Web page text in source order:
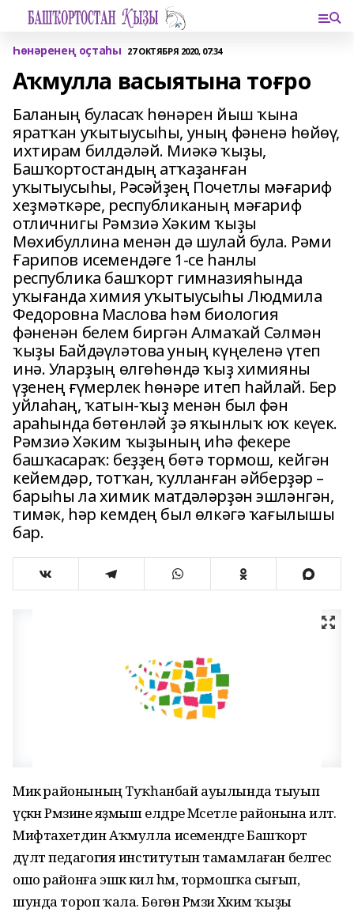
Һөнәренең оҫтаһы 27 ОКТЯБРЯ 2020, 07:34
Аҡмулла васыятына тоғро
Баланың буласаҡ һөнәрен йыш ҡына
яратҡан уҡытыусыһы, уның фәненә һөйөү,
ихтирам билдәләй. Миәкә ҡыҙы,
Башҡортостандың атҡаҙанған
уҡытыусыһы, Рәсәйҙең Почетлы мәғариф
хеҙмәткәре, республиканың мәғариф
отличнигы Рәмзиә Хәким ҡыҙы
Мөхибуллина менән дә шулай була. Рәми
Ғарипов исемендәге 1-се һанлы
республика башҡорт гимназияһында
уҡығанда химия уҡытыусыһы Людмила
Федоровна Мас­лова һәм биология
фәненән белем биргән Алмаҡай Сәлмән
ҡыҙы Байдәүләтова уның күңеленә үтеп
инә. Уларҙың өлгөһөндә ҡыҙ химияны
үҙенең ғүмерлек һөнәре итеп һайлай. Бер
уйлаһаң, ҡатын-ҡыҙ менән был фән
араһында бөтөнләй ҙә яҡынлыҡ юҡ кеүек.
Рәмзиә Хәким ҡыҙының иһә фекере
башҡасараҡ: беҙҙең бөтә тормош, кейгән
кейемдәр, тотҡан, ҡулланған әйберҙәр –
барыһы ла химик матдәләрҙән эшләнгән,
тимәк, һәр кемдең был өлкәгә ҡағылышы
бар.
Миәкә районының Туҡһанбай ауылында тыуып
үҫкән Рәмзиәне яҙмыш елдәре Мәсетле районына илтә.
Мифтахетдин Аҡмулла исемендәге Башҡорт
дәүләт педагогия институтын тамамлаған белгес
ошо районға эшкә килә һәм, тормошҡа сығып,
шунда тороп ҡала. Бөгөн Рәмзиә Хәким ҡыҙы